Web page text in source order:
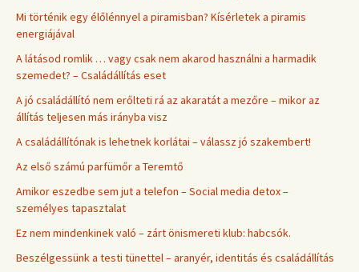
Mi történik egy élőlénnyel a piramisban? Kísérletek a piramis
energiájával
A látásod romlik … vagy csak nem akarod használni a harmadik
szemedet? – Családállítás eset
A jó családállító nem erőlteti rá az akaratát a mezőre – mikor az
állítás teljesen más irányba visz
A családállítónak is lehetnek korlátai – válassz jó szakembert!
Az első számú parfümőr a Teremtő
Amikor eszedbe sem jut a telefon – Social media detox –
személyes tapasztalat
Ez nem mindenkinek való – zárt önismereti klub: habcsók.
Beszélgessünk a testi tünettel – aranyér, identitás és családállítás